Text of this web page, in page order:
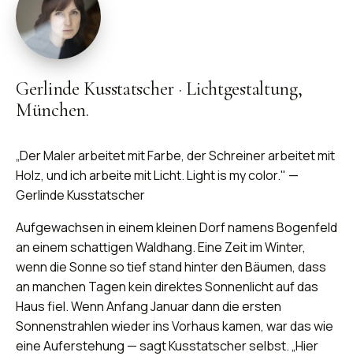
Gerlinde Kusstatscher · Lichtgestaltung,
München.
„Der Maler arbeitet mit Farbe, der Schreiner arbeitet mit
Holz, und ich arbeite mit Licht. Light is my color." —
Gerlinde Kusstatscher
Aufgewachsen in einem kleinen Dorf namens Bogenfeld
an einem schattigen Waldhang. Eine Zeit im Winter,
wenn die Sonne so tief stand hinter den Bäumen, dass
an manchen Tagen kein direktes Sonnenlicht auf das
Haus fiel. Wenn Anfang Januar dann die ersten
Sonnenstrahlen wieder ins Vorhaus kamen, war das wie
eine Auferstehung — sagt Kusstatscher selbst. „Hier